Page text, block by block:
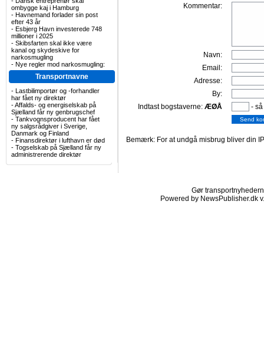
ombygge kaj i Hamburg
- Havnemand forlader sin post
efter 43 år
- Esbjerg Havn investerede 748
millioner i 2025
- Skibsfarten skal ikke være
kanal og skydeskive for
narkosmugling
- Nye regler mod narkosmugling:
Transportnavne
- Lastbilimportør og -forhandler
har fået ny direktør
-Affalds- og energiselskab på
Sjælland får ny genbrugschef
- Tankvognsproducent har fået
ny salgsrådgiver i Sverige,
Danmark og Finland
- Finansdirektør i lufthavn er død
- Togselskab på Sjælland får ny
administrerende direktør
Kommentar:
Navn:
Email:
Adresse:
By:
Indtast bogstaverne: ÆØÅ -
Bemærk: For at undgå misbrug bliver din
Gør
Powered by NewsPublisher.dk